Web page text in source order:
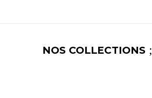
;
NOS COLLECTIONS